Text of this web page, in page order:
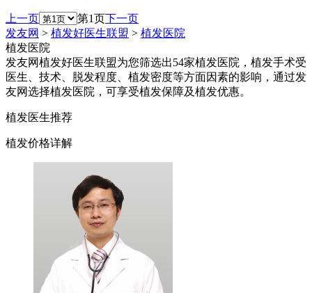
上一页 第1页下一页
发友网 > 植发好医生联盟 > 植发医院
植发医院
发友网植发好医生联盟为您筛选出54家植发医院，植发手术受
医生、技术、脱发程度、植发密度等方面因素的影响，通过发
友网选择植发医院，可享受植发保障及植发优惠。
植发医生推荐
植发价格详解